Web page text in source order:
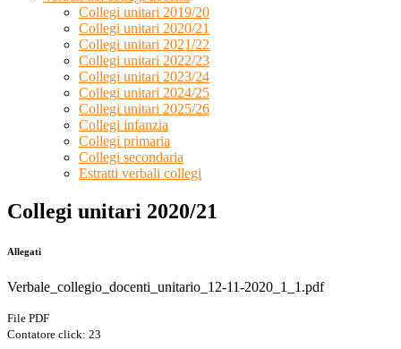
Collegi unitari 2019/20
Collegi unitari 2020/21
Collegi unitari 2021/22
Collegi unitari 2022/23
Collegi unitari 2023/24
Collegi unitari 2024/25
Collegi unitari 2025/26
Collegi infanzia
Collegi primaria
Collegi secondaria
Estratti verbali collegi
Collegi unitari 2020/21
Allegati
Verbale_collegio_docenti_unitario_12-11-2020_1_1.pdf
File PDF
Contatore click: 23